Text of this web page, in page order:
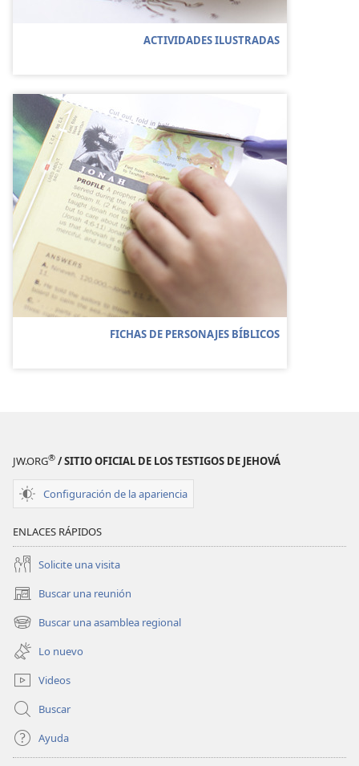
ACTIVIDADES ILUSTRADAS
FICHAS DE PERSONAJES BÍBLICOS
JW.ORG® / SITIO OFICIAL DE LOS TESTIGOS DE JEHOVÁ
Configuración de la apariencia
ENLACES RÁPIDOS
Solicite una visita
Buscar una reunión
(abre
una
nueva
ventana)
Buscar una asamblea regional
(abre
una
nueva
ventana)
Lo nuevo
Videos
Buscar
Ayuda